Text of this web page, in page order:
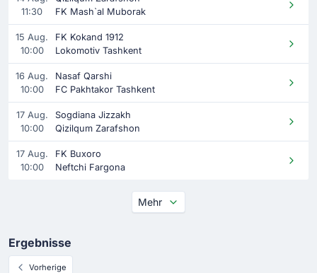
11:30
FK Mash`al Muborak
15 Aug.
10:00
FK Kokand 1912
Lokomotiv Tashkent
16 Aug.
10:00
Nasaf Qarshi
FC Pakhtakor Tashkent
17 Aug.
10:00
Sogdiana Jizzakh
Qizilqum Zarafshon
17 Aug.
10:00
FK Buxoro
Neftchi Fargona
Mehr
Ergebnisse
Vorherige